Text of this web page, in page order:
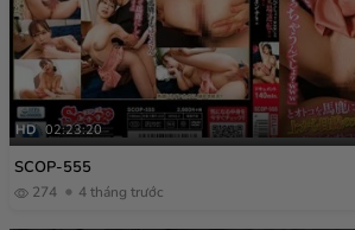
HD 02:23:20
SCOP-555
274 4 tháng trước